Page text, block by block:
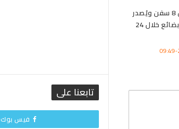
ميناء دمياط يستقبل 8 سفن ويُصدر
أكثر من 31 ألف طن بضائع خلال 24
تابعنا على
فيس بوك